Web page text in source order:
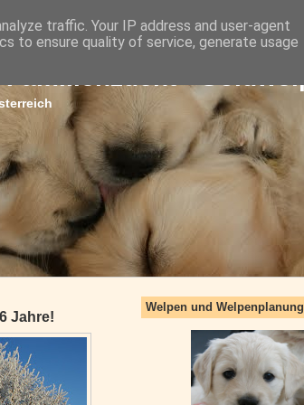
Jahre!
Welpen und Welpenplanung
traffic. Your IP address and user-agent
to ensure quality of service, generate usage